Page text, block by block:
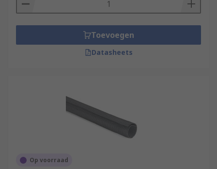
Toevoegen
Datasheets
Op voorraad